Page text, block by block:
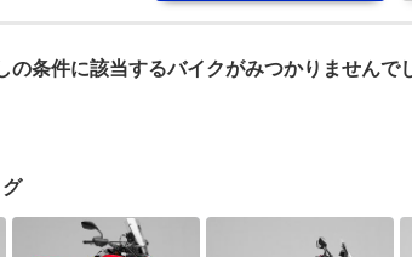
の条件に該当するバイクがみつかりませんで